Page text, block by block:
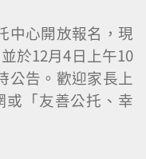
中心開放報名，現
於12月4日上午10
公告。歡迎家長上
「友善公托、幸